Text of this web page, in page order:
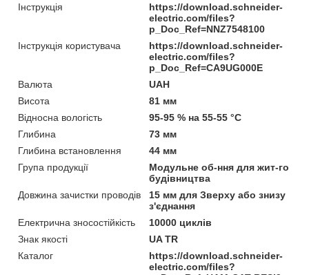
Інструкція
https://download.schneider-
electric.com/files?
p_Doc_Ref=NNZ7548100
Інструкція користувача
https://download.schneider-
electric.com/files?
p_Doc_Ref=CA9UG000E
Валюта
UAH
Висота
81 мм
Відносна вологість
95-95 % на 55-55 °C
Глибина
73 мм
Глибина встановлення
44 мм
Група продукції
Модульне об-ння для жит-го
будівництва
Довжина зачистки проводів
15 мм для Зверху або знизу
з'єднання
Електрична зносостійкість
10000 циклів
Знак якості
UA TR
Каталог
https://download.schneider-
electric.com/files?